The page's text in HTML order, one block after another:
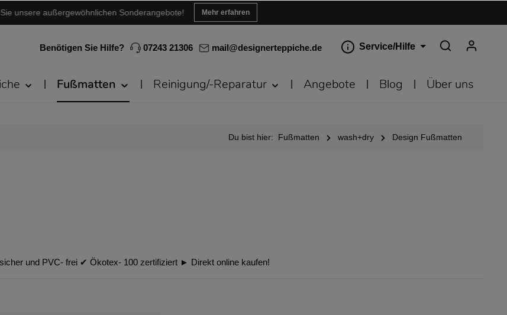
unsere außergewöhnlichen Sonderangebote! Mehr erfahren
Benötigen Sie Hilfe? 07243 21306 mail@designerteppiche.de Service/Hilfe
Fußmatten Reinigung/-Reparatur Angebote Blog Über uns
Du bist hier: Fußmatten wash+dry Design Fußmatten
und PVC- frei ✔︎ Ökotex- 100 zertifiziert ► Direkt online kaufen!